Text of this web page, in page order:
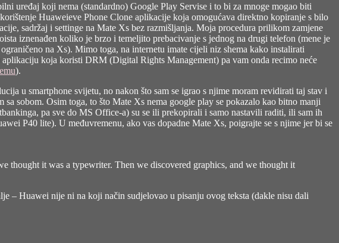
uređaj koji nema (standardno) Google Play Servise i to bi za mnoge mogao biti
Huaweieve Phone Clone aplikacije koja omogućava direktno kopiranje s bilo
sadržaj i settinge na Mate Xs bez razmišljanja. Moja procedura prilikom zamjene
iznenađen koliko je brzo i temeljito prebacivanje s jednog na drugi telefon (mene je
na Xs). Mimo toga, na internetu imate cijeli niz shema kako instalirati
koja koristi DRM (Digital Rights Management) pa vam onda recimo neće
).
u smartphone svijetu, no nakon što sam se igrao s njime moram revidirati taj stav i
sobom. Osim toga, to što Mate Xs nema google play se pokazalo kao bitno manji
pa sve do MS Office-a) su se ili prekopirali i samo nastavili raditi, ili sam ih
P40 lite). U međuvremenu, ako vas dopadne Mate Xs, poigrajte se s njime jer bi se
thought it was a typewriter. Then we discovered graphics, and we thought it
– Huawei nije ni na koji način sudjelovao u pisanju ovog teksta (dakle nisu dali